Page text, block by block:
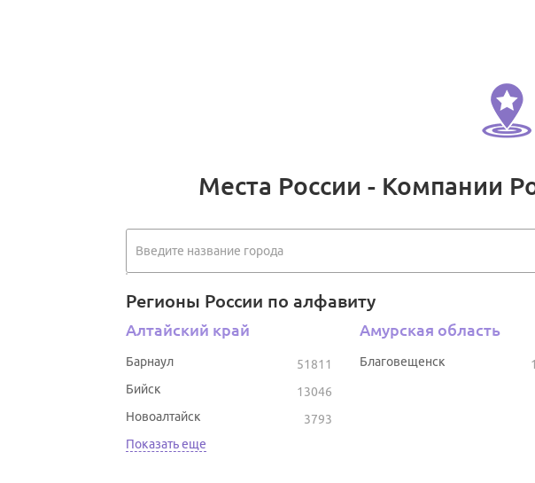
Места России - Компании
Регионы России по алфавиту
Алтайский край
51811
Барнаул
13046
Бийск
3793
Новоалтайск
Показать еще
Амурская область
Благовещенск